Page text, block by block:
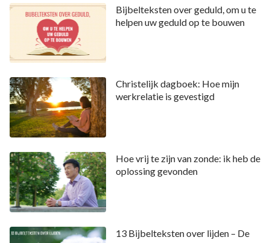
Bijbelteksten over geduld, om u te
helpen uw geduld op te bouwen
Christelijk dagboek: Hoe mijn
werkrelatie is gevestigd
Hoe vrij te zijn van zonde: ik heb de
oplossing gevonden
13 Bijbelteksten over lijden – De